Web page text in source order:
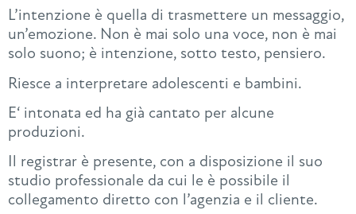
L’intenzione è quella di trasmettere un messaggio,
un’emozione. Non è mai solo una voce, non è mai
solo suono; è intenzione, sotto testo, pensiero.
Riesce a interpretare adolescenti e bambini.
E‘ intonata ed ha già cantato per alcune
produzioni.
Il registrar è presente, con a disposizione il suo
studio professionale da cui le è possibile il
collegamento diretto con l’agenzia e il cliente.